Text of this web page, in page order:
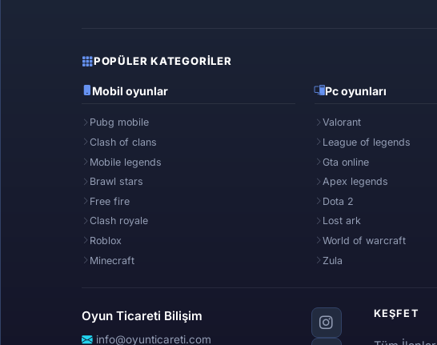
POPÜLER KATEGORILER
Mobil oyunlar
Pubg mobile
Clash of clans
Mobile legends
Brawl stars
Free fire
Clash royale
Roblox
Minecraft
Pc oyunları
Valorant
League of legends
Gta online
Apex legends
Dota 2
Lost ark
World of warcraft
Zula
Oyun Ticareti Bilişim
info@oyunticareti.com
KEŞFET